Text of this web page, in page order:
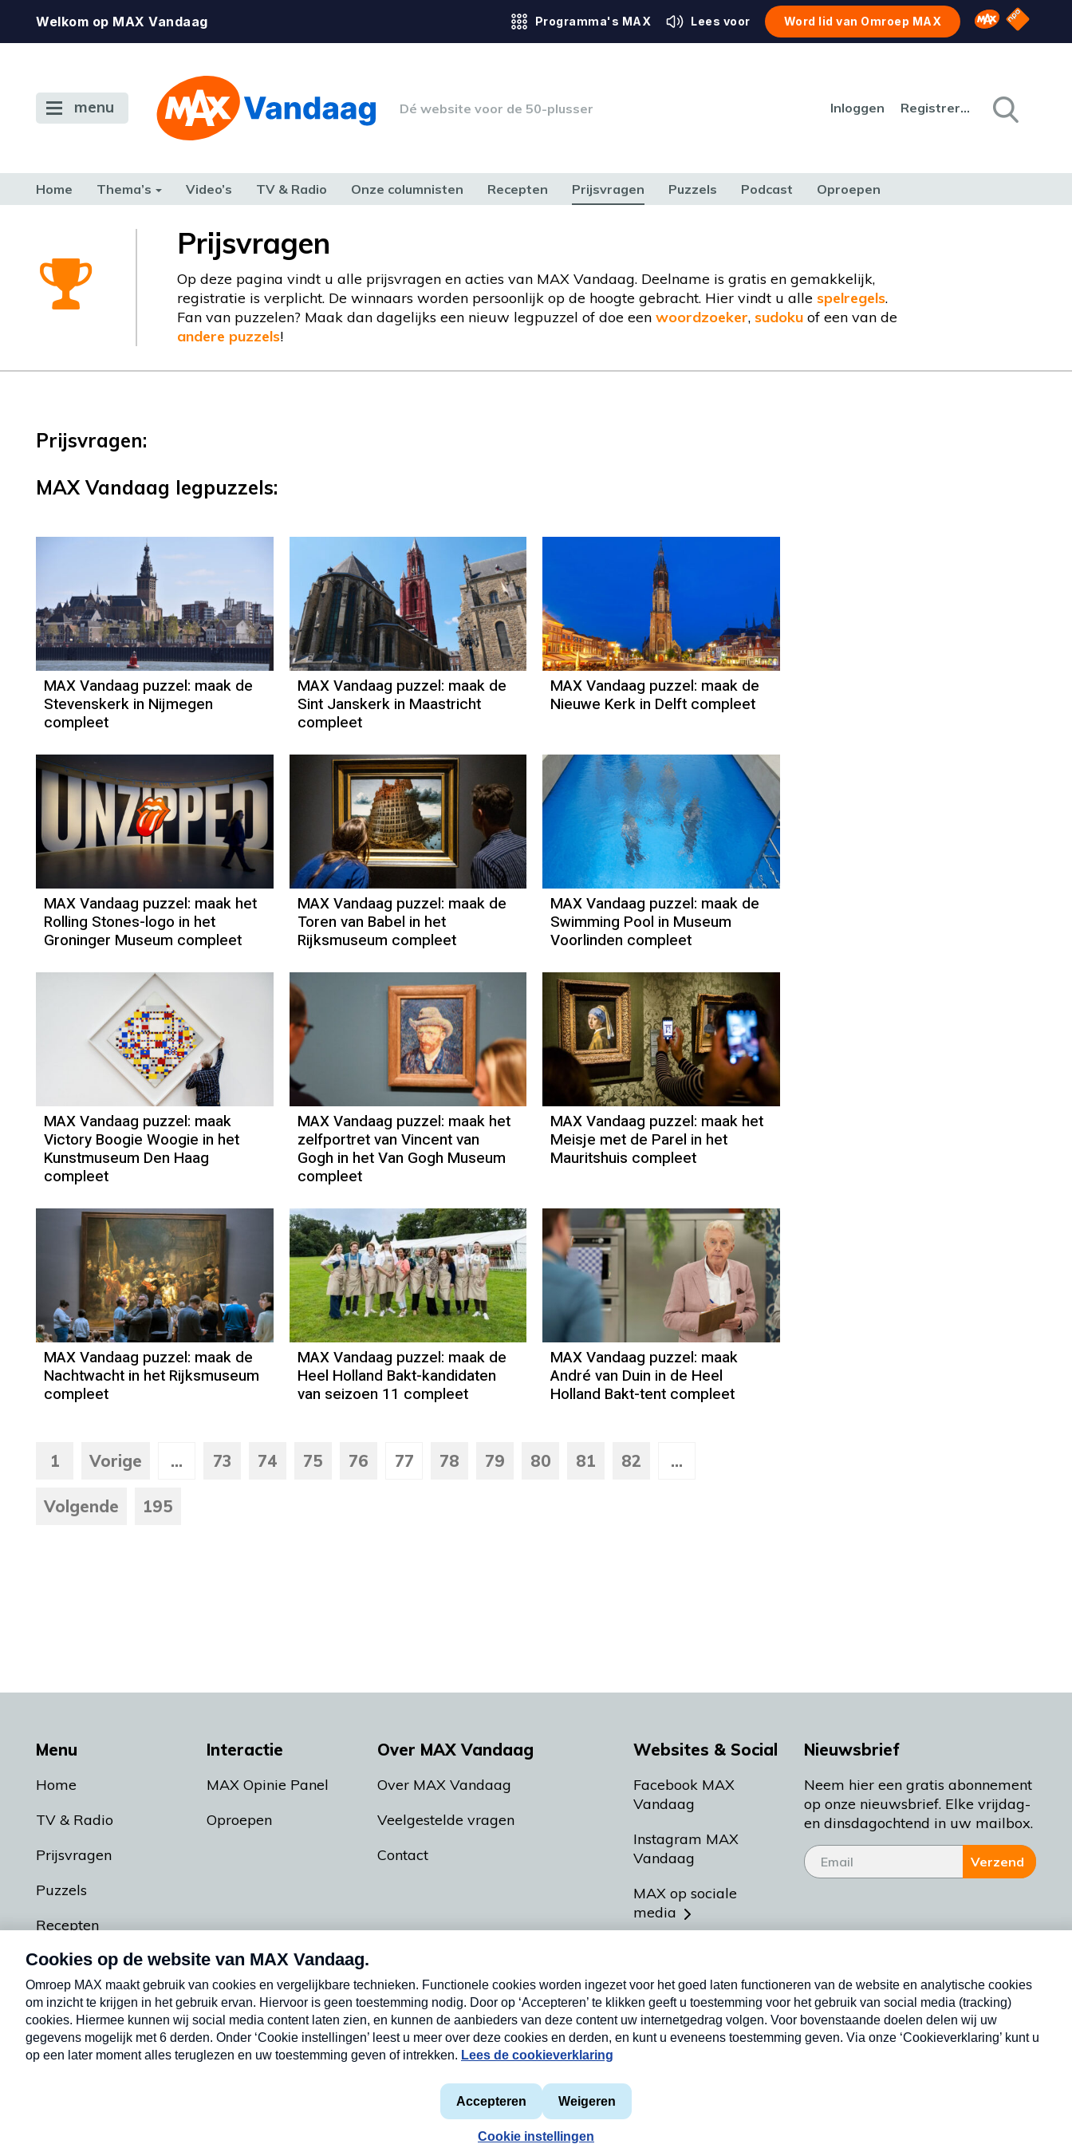
Welkom op MAX Vandaag Programma's MAX Lees voor Word lid van Omroep MAX Omroep MAX
NPO
menu Dé website voor de 50-plusser Inloggen Registreren
Home Thema’s Video’s TV & Radio Onze columnisten Recepten Prijsvragen Puzzels Podcast Oproepen
Prijsvragen
Op deze pagina vindt u alle prijsvragen en acties van MAX Vandaag. Deelname is gratis en gemakkelijk,
registratie is verplicht. De winnaars worden persoonlijk op de hoogte gebracht. Hier vindt u alle spelregels.
Fan van puzzelen? Maak dan dagelijks een nieuw legpuzzel of doe een woordzoeker, sudoku of een van de
andere puzzels!
Prijsvragen:
MAX Vandaag legpuzzels:
MAX Vandaag puzzel: maak de
Stevenskerk in Nijmegen
compleet
MAX Vandaag puzzel: maak de
Sint Janskerk in Maastricht
compleet
MAX Vandaag puzzel: maak de
Nieuwe Kerk in Delft compleet
MAX Vandaag puzzel: maak het
Rolling Stones-logo in het
Groninger Museum compleet
MAX Vandaag puzzel: maak de
Toren van Babel in het
Rijksmuseum compleet
MAX Vandaag puzzel: maak de
Swimming Pool in Museum
Voorlinden compleet
MAX Vandaag puzzel: maak
Victory Boogie Woogie in het
Kunstmuseum Den Haag
compleet
MAX Vandaag puzzel: maak het
zelfportret van Vincent van
Gogh in het Van Gogh Museum
compleet
MAX Vandaag puzzel: maak het
Meisje met de Parel in het
Mauritshuis compleet
MAX Vandaag puzzel: maak de
Nachtwacht in het Rijksmuseum
compleet
MAX Vandaag puzzel: maak de
Heel Holland Bakt-kandidaten
van seizoen 11 compleet
MAX Vandaag puzzel: maak
André van Duin in de Heel
Holland Bakt-tent compleet
1 Vorige ... 73 74 75 76 77 78 79 80 81 82 ...
Volgende 195
Menu
Home
TV & Radio
Prijsvragen
Puzzels
Recepten
Podcasts
Interactie
MAX Opinie Panel
Oproepen
Over MAX Vandaag
Over MAX Vandaag
Veelgestelde vragen
Contact
Websites & Social
Facebook MAX
Vandaag
Instagram MAX
Vandaag
MAX op sociale
media
Meldpunt Actueel
Heel Holland Bakt
Nieuwsbrief
Neem hier een gratis abonnement
op onze nieuwsbrief. Elke vrijdag-
en dinsdagochtend in uw mailbox.
Verzend
Privacyverklaring
Cookieverklaring
Nieuwsbrief
Neem hier een gratis abonnement op onze